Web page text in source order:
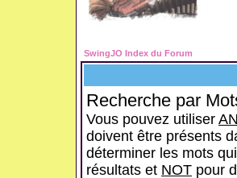
SwingJO Index du Forum
Recherche par
Vous pouvez utiliser
doivent être présents
déterminer les mots
résultats et NOT pour